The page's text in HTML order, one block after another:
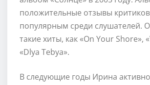
положительные отзывы критиков
популярным среди слушателей.
такие хиты, как «On Your Shore»,
«Dlya Tebya».
В следующие годы Ирина активно